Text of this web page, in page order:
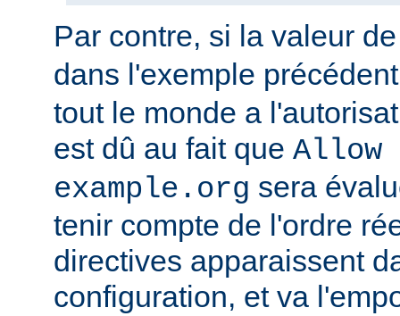
Par contre, si la valeur
dans l'exemple
tout le monde a
est dû au fait que Allow
example.org sera
tenir compte de l'ordre
directives apparaissent
configuration, et va